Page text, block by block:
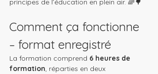
principes de l’éducation en plein air. 🌈🌳
Comment ça fonctionne
– format enregistré
La formation comprend 6 heures de
formation, réparties en deux